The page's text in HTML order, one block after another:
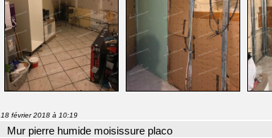
18 février 2018 à 10:19
Mur pierre humide moisissure placo